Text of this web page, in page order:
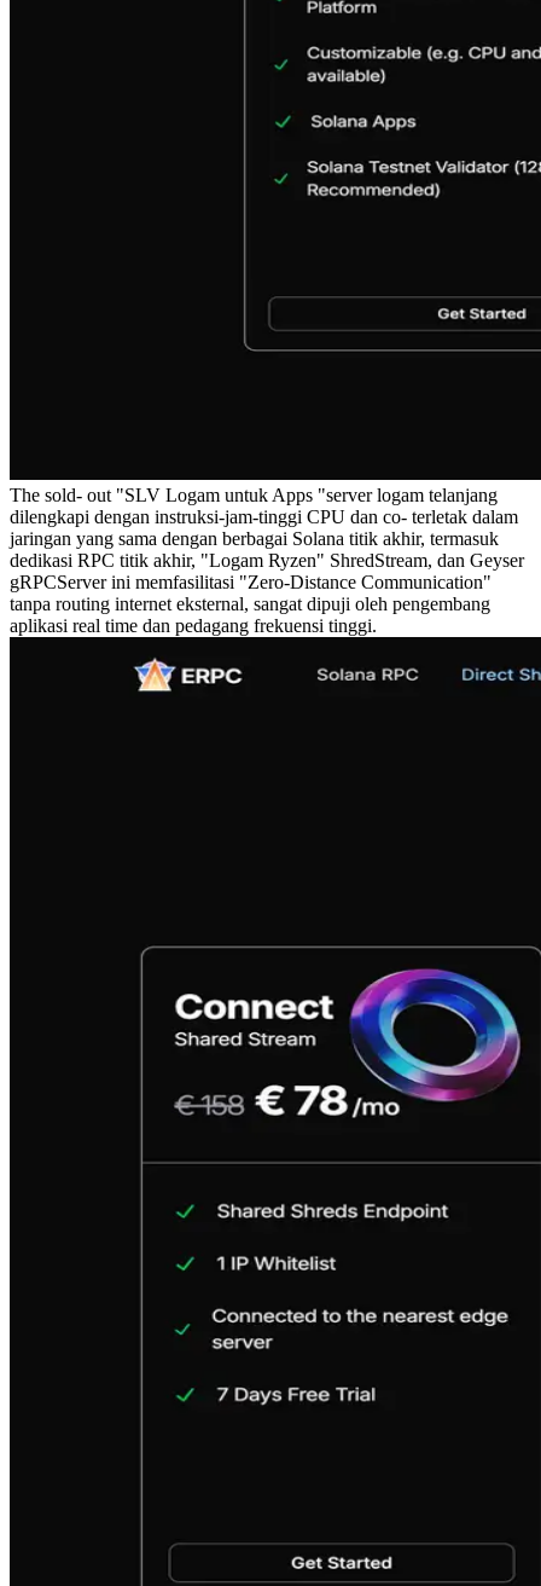
The sold- out "SLV Logam untuk Apps "server logam telanjang
dilengkapi dengan instruksi-jam-tinggi CPU dan co- terletak dalam
jaringan yang sama dengan berbagai Solana titik akhir, termasuk
dedikasi RPC titik akhir, "Logam Ryzen" ShredStream, dan Geyser
gRPCServer ini memfasilitasi "Zero-Distance Communication"
tanpa routing internet eksternal, sangat dipuji oleh pengembang
aplikasi real time dan pedagang frekuensi tinggi.